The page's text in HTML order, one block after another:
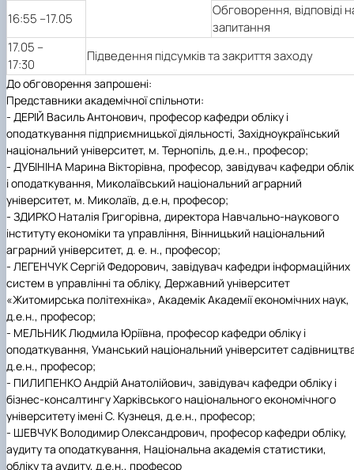
16:55 –17.05
Обговорення, відповіді
запитання
17.05 –
17:30
Підведення підсумків та закриття заходу
До обговорення запрошені:
Представники академічної спільноти:
- ДЕРІЙ Василь Антонович, професор кафедри обліку і
оподаткування підприємницької діяльності, Західноукраїнський
національний університет, м. Тернопіль, д.е.н., професор;
- ДУБІНІНА Марина Вікторівна, професор, завідувач кафедри
і оподаткування, Миколаївський національний аграрний
університет, м. Миколаїв, д.е.н, професор;
- ЗДИРКО Наталія Григорівна, директора Навчально-наукового
інституту економіки та управління, Вінницький національний
аграрний університет, д. е. н., професор;
- ЛЕГЕНЧУК Сергій Федорович, завідувач кафедри інформаційних
систем в управлінні та обліку, Державний університет
«Житомирська політехніка», Академік Академії економічних наук,
д.е.н., професор;
- МЕЛЬНИК Людмила Юріївна, професор кафедри обліку і
оподаткування, Уманський національний університет
д.е.н., професор;
- ПИЛИПЕНКО Андрій Анатолійович, завідувач кафедри обліку і
бізнес-консалтингу Харківського національного економічного
університету імені С. Кузнеця, д.е.н., професор;
- ШЕВЧУК Володимир Олександрович, професор кафедри обліку,
аудиту та оподаткування, Національна академія статистики,
обліку та аудиту, д.е.н., професор